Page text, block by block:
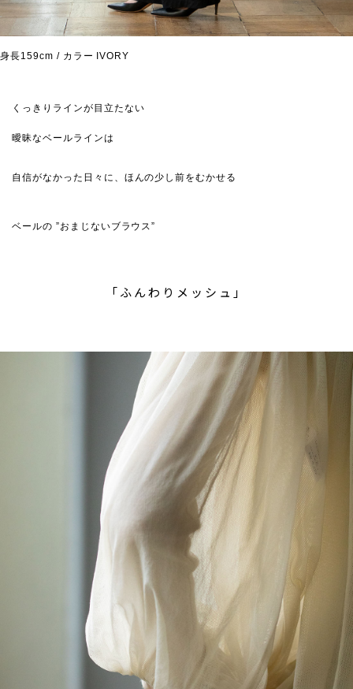
身長159cm / カラー IVORY
くっきりラインが目立たない
曖昧なベールラインは
自信がなかった日々に、ほんの少し前をむかせる
ベールの ”おまじないブラウス”
「ふんわりメッシュ」